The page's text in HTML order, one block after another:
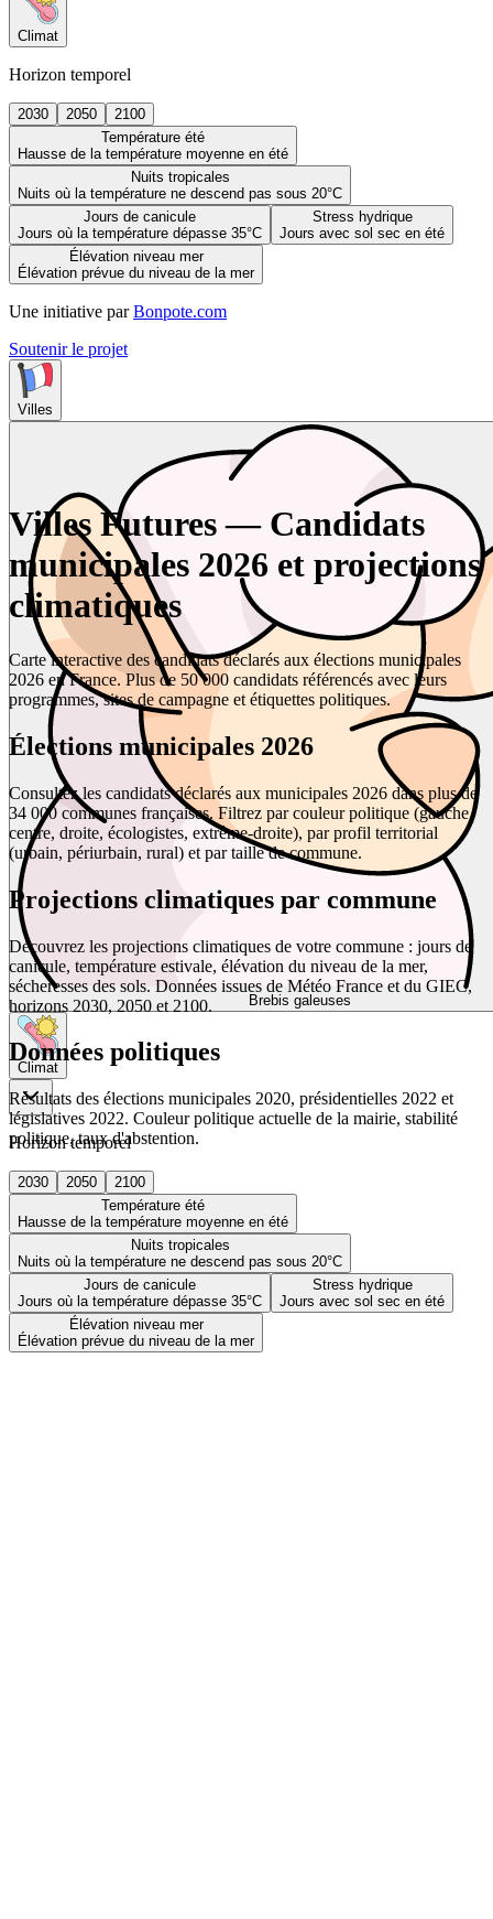
Climat
Horizon temporel
2030 2050
2100
Température été
Hausse de la température moyenne en été
Nuits tropicales
Nuits où la température ne descend pas sous 20°C
Jours de canicule
Jours où la température dépasse 35°C
Stress hydrique
Jours avec sol sec en été
Élévation niveau mer
Élévation prévue du niveau de la mer
Une initiative par Bonpote.com
Soutenir le projet
Villes
Brebis galeuses
Climat
Horizon temporel
2030 2050
2100
Température été
Hausse de la température moyenne en été
Nuits tropicales
Nuits où la température ne descend pas sous 20°C
Jours de canicule
Jours où la température dépasse 35°C
Stress hydrique
Jours avec sol sec en été
Élévation niveau mer
Élévation prévue du niveau de la mer
Villes Futures — Candidats
municipales 2026 et projections
climatiques
Carte interactive des candidats déclarés aux élections municipales
2026 en France. Plus de 50 000 candidats référencés avec leurs
programmes, sites de campagne et étiquettes politiques.
Élections municipales 2026
Consultez les candidats déclarés aux municipales 2026 dans plus de
34 000 communes françaises. Filtrez par couleur politique (gauche,
centre, droite, écologistes, extrême-droite), par profil territorial
(urbain, périurbain, rural) et par taille de commune.
Projections climatiques par commune
Découvrez les projections climatiques de votre commune : jours de
canicule, température estivale, élévation du niveau de la mer,
sécheresses des sols. Données issues de Météo France et du GIEC,
horizons 2030, 2050 et 2100.
Données politiques
Résultats des élections municipales 2020, présidentielles 2022 et
législatives 2022. Couleur politique actuelle de la mairie, stabilité
politique, taux d'abstention.